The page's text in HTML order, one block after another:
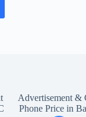
Advertisement &
Phone Price in